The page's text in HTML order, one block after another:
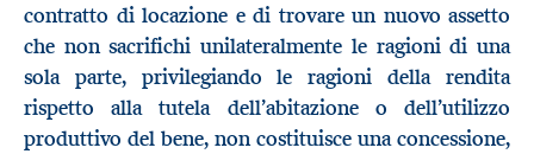
contratto di locazione e di trovare un nuovo assetto
che non sacrifichi unilateralmente le ragioni di una
sola parte, privilegiando le ragioni della rendita
rispetto alla tutela dell’abitazione o dell’utilizzo
produttivo del bene, non costituisce una concessione,